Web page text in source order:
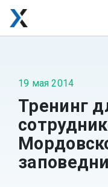
19 мая 2014
Тренинг